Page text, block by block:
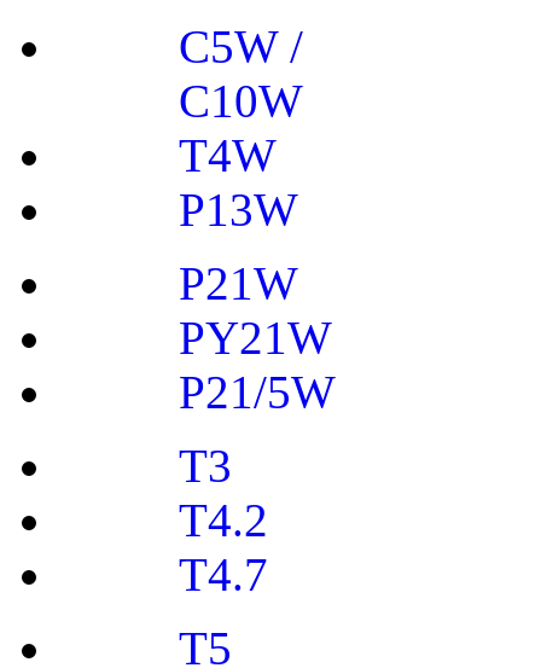
C5W /
C10W
T4W
P13W
P21W
PY21W
P21/5W
T3
T4.2
T4.7
T5